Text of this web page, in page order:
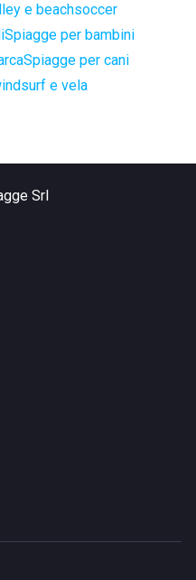
e beachsoccer
Spiagge per bambini
Spiagge per cani
e vela
Srl